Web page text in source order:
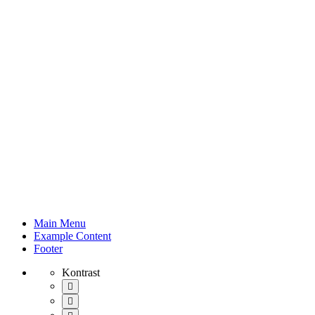
GMINNY
KLUB
Domaniewicach
Main Menu
Example Content
Footer
Kontrast
kontrast
kontrast